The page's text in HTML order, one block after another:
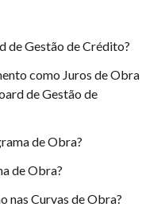
de Gestão de Crédito?
como Juros de Obra
de Gestão de
de Obra?
de Obra?
nas Curvas de Obra?